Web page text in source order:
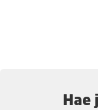
Hae